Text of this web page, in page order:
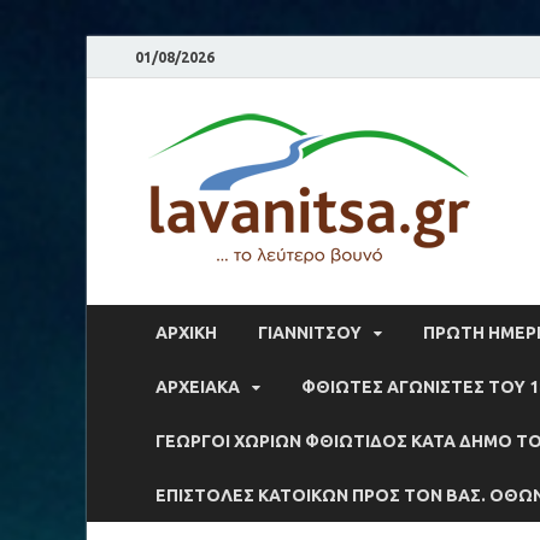
01/08/2026
ΑΡΧΙΚΉ ΓΙΑΝΝΙΤΣΟΥ ΠΡΩΤΗ
ΑΡΧΕΙΑΚΆ ΦΘΙΩΤΕΣ ΑΓΩΝΙΣΤΕΣ ΤΟΥ
ΓΕΩΡΓΟΙ ΧΩΡΙΩΝ ΦΘΙΩΤΙΔΟΣ ΚΑΤΑ ΔΗΜΟ ΤΟ
ΕΠΙΣΤΟΛΕΣ ΚΑΤΟΙΚΩΝ ΠΡΟΣ ΤΟΝ ΒΑΣ.